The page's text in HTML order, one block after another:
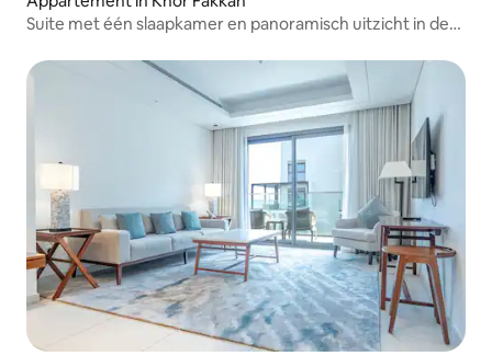
Suite met één slaapkamer en panoramisch uitzicht in de